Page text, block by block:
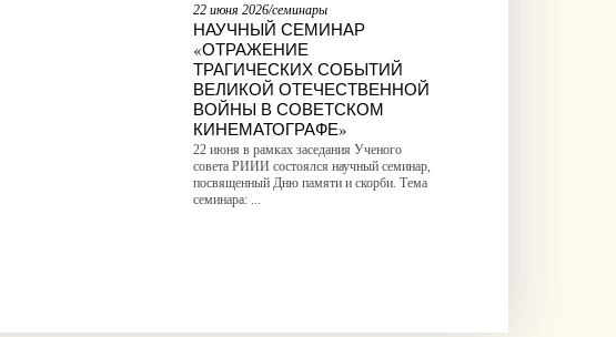
22 июня 2026/семинары
НАУЧНЫЙ СЕМИНАР
«ОТРАЖЕНИЕ
ТРАГИЧЕСКИХ СОБЫТИЙ
ВЕЛИКОЙ ОТЕЧЕСТВЕННОЙ
ВОЙНЫ В СОВЕТСКОМ
КИНЕМАТОГРАФЕ»
22 июня в рамках заседания Ученого
совета РИИИ состоялся научный семинар,
посвященный Дню памяти и скорби. Тема
семинара: ...